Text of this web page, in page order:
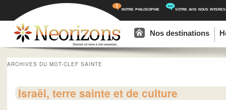
notre philosophie votre avis nous
Aller au contenu principal
Aller au contenu secondaire
Nos destinations
ARCHIVES DU MOT-CLEF SAINTE
Israël, terre sainte et de culture